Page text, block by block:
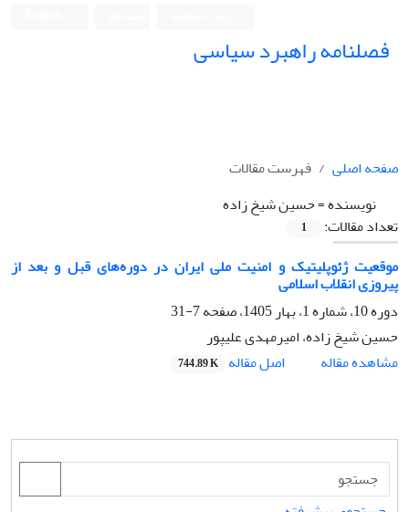
فصلنامه راهبرد سیاسی
صفحه اصلی
فهرست مقالات
نویسنده =حسین شیخ زاده
تعداد مقالات:
1
موقعیت ژئوپلیتیک و امنیت ملی ایران در دوره‌های قبل و بعد از
پیروزی انقلاب اسلامی
دوره 10، شماره 1، بهار 1405، صفحه
7-31
حسین شیخ زاده، امیرمهدی علیپور
مشاهده مقاله
اصل مقاله 744.89 K